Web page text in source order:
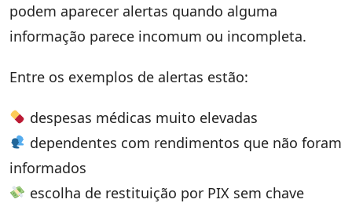
podem aparecer alertas quando alguma
informação parece incomum ou incompleta.
Entre os exemplos de alertas estão:
despesas médicas muito elevadas
dependentes com rendimentos que não foram
informados
escolha de restituição por PIX sem chave